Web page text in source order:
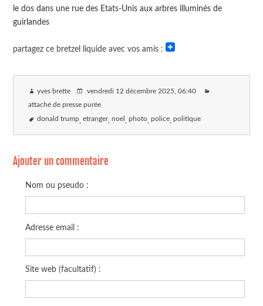
le dos dans une rue des Etats-Unis aux arbres illuminés de
guirlandes
partagez ce bretzel liquide avec vos amis :
yves brette vendredi 12 décembre 2025 , 06:40
attaché de presse purée
donald trump etranger noel photo police politique
Ajouter un commentaire
Nom ou pseudo :
Adresse email :
Site web (facultatif) :